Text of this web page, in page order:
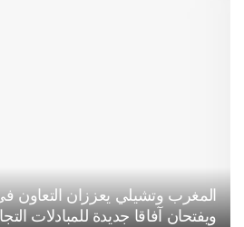
المغرب وتشيلي يعززان التعاون
ويفتحان آفاقا جديدة للمبادلات